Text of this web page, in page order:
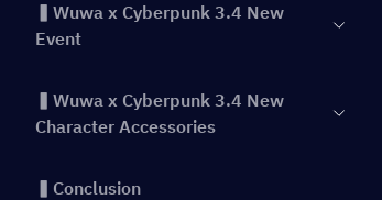
▍Wuwa x Cyberpunk 3.4 New
Event
▍Wuwa x Cyberpunk 3.4 New
Character Accessories
▍Conclusion